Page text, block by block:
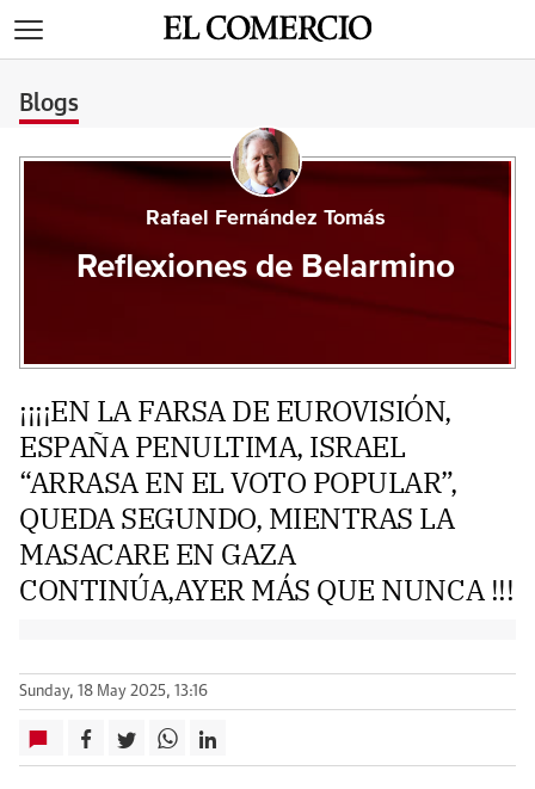
Blogs
Rafael Fernández Tomás
Reflexiones de Belarmino
¡¡¡¡EN LA FARSA DE EUROVISIÓN,
ESPAÑA PENULTIMA, ISRAEL
“ARRASA EN EL VOTO POPULAR”,
QUEDA SEGUNDO, MIENTRAS LA
MASACARE EN GAZA
CONTINÚA,AYER MÁS QUE NUNCA !!!
Sunday, 18 May 2025, 13:16